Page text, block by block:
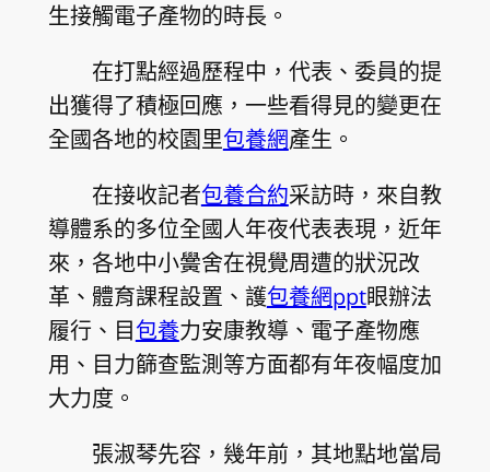
生接觸電子產物的時長。
在打點經過歷程中，代表、委員的提
出獲得了積極回應，一些看得見的變更在
全國各地的校園里包養網產生。
在接收記者包養合約采訪時，來自教
導體系的多位全國人年夜代表表現，近年
來，各地中小黌舍在視覺周遭的狀況改
革、體育課程設置、護包養網ppt眼辦法
履行、目包養力安康教導、電子產物應
用、目力篩查監測等方面都有年夜幅度加
大力度。
張淑琴先容，幾年前，其地點地當局